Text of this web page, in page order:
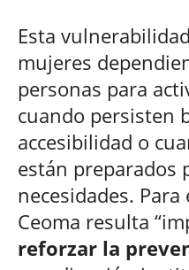
Esta
mujeres
personas para
cuando persisten
accesibilidad o
están preparados
necesidades.
Ceoma resulta
reforzar la